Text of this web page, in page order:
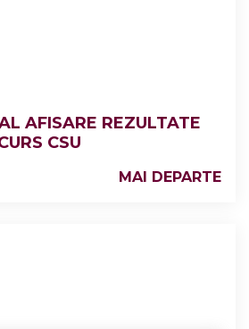
AFISARE REZULTATE
CSU
MAI DEPARTE